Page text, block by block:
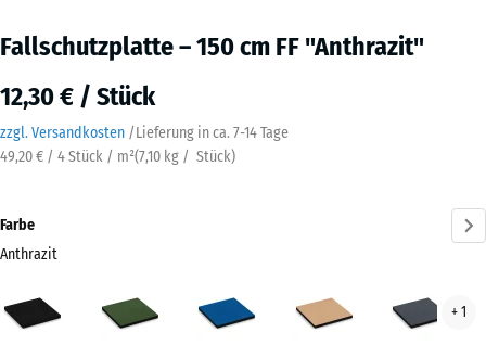
Fallschutzplatte – 150 cm FF "Anthrazit"
12,30 € / Stück
zzgl. Versandkosten /Lieferung in ca. 7-14 Tage
49,20 € / 4 Stück / m²(7,10 kg / Stück)
Farbe
Anthrazit
(active)
+ 1